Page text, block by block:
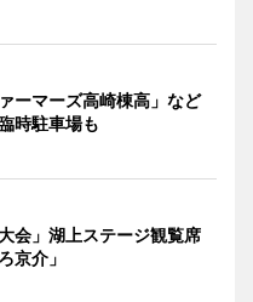
ーマーズ高崎棟高」など
時駐車場も
会」湖上ステージ観覧席
京介」